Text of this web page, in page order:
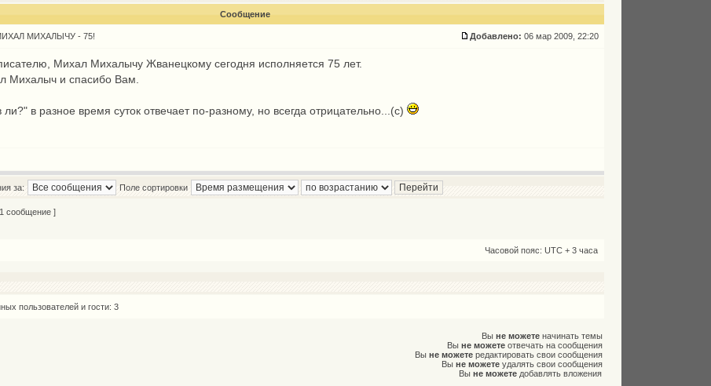
Сообщение
МИХАЛЫЧУ - 75! Добавлено: 06 мар 2009, 22:20
Михал Михалычу Жванецкому сегодня исполняется 75 лет.
Михалыч и спасибо Вам.
в разное время суток отвечает по-разному, но всегда отрицательно...(с)
за: Поле сортировки
сообщение ]
Часовой пояс: UTC + 3 часа
пользователей и гости: 3
Выне можете начинать темы
Выне можете отвечать на сообщения
Выне можете редактировать свои сообщения
Выне можете удалять свои сообщения
Выне можете добавлять вложения